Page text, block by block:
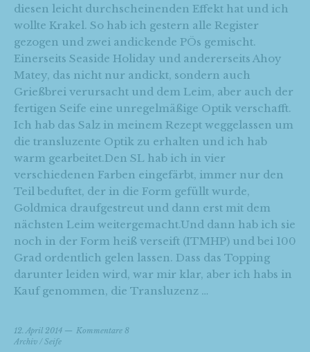
diesen leicht durchscheinenden Effekt hat und ich
wollte Krakel. So hab ich gestern alle Register
gezogen und zwei andickende PÖs gemischt.
Einerseits Seaside Holiday und andererseits Ahoy
Matey, das nicht nur andickt, sondern auch
Grießbrei verursacht und dem Leim, aber auch der
fertigen Seife eine unregelmäßige Optik verschafft.
Ich hab das Salz in meinem Rezept weggelassen um
die transluzente Optik zu erhalten und ich hab
warm gearbeitet.Den SL hab ich in vier
verschiedenen Farben eingefärbt, immer nur den
Teil beduftet, der in die Form gefüllt wurde,
Goldmica draufgestreut und dann erst mit dem
nächsten Leim weitergemacht.Und dann hab ich sie
noch in der Form heiß verseift (ITMHP) und bei 100
Grad ordentlich gelen lassen. Dass das Topping
darunter leiden wird, war mir klar, aber ich habs in
Kauf genommen, die Transluzenz …
12. April 2014
Kommentare 8
Archiv /Seife